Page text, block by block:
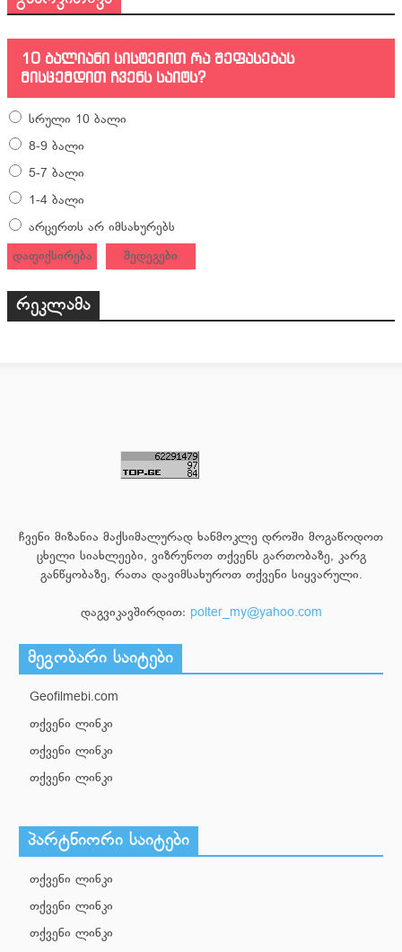
10 ბალიანი სისტემით რა შეფასებას
მისცემდით ჩვენს საიტს?
სრული 10 ბალი
8-9 ბალი
5-7 ბალი
1-4 ბალი
არცერთს არ იმსახურებს
დაფიქსირება
შედეგები
რეკლამა
ჩვენი მიზანია მაქსიმალურად ხანმოკლე დროში მოგაწოდოთ
ცხელი სიახლეები, ვიზრუნოთ თქვენს გართობაზე, კარგ
განწყობაზე, რათა დავიმსახუროთ თქვენი სიყვარული.
დაგვიკავშირდით: polter_my@yahoo.com
მეგობარი საიტები
Geofilmebi.com
თქვენი ლინკი
თქვენი ლინკი
თქვენი ლინკი
პარტნიორი საიტები
თქვენი ლინკი
თქვენი ლინკი
თქვენი ლინკი